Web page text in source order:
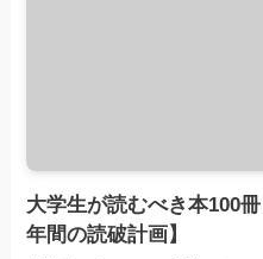
大学生が読むべき本100
年間の読破計画】